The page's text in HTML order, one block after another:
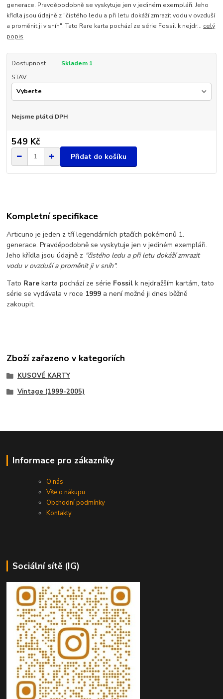
generace. Pravděpodobně se vyskytuje jen v jediném exempláři. Jeho
křídla jsou údajně z "čistého ledu a při letu dokáží zmrazit vodu v ovzduší
a proměnit ji v sníh". Tato Rare karta pochází ze série Fossil k nejdr... celý
popis
Dostupnost
Skladem 1
STAV
Nejsme plátci DPH
549 Kč
Přidat do košíku
Kompletní specifikace
Articuno je jeden z tří legendárních ptačích pokémonů 1.
generace. Pravděpodobně se vyskytuje jen v jediném exempláři.
Jeho křídla jsou údajně z "čistého ledu a při letu dokáží zmrazit
vodu v ovzduší a proměnit ji v sníh".
Tato Rare karta pochází ze série Fossil k nejdražším kartám, tato
série se vydávala v roce 1999 a není možné ji dnes běžně
zakoupit.
Zboží zařazeno v kategoriích
KUSOVÉ KARTY
Vintage (1999-2005)
Informace pro zákazníky
O nás
Vše o nákupu
Obchodní podmínky
Kontakty
Sociální sítě (IG)